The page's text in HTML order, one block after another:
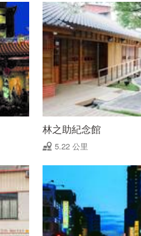
林之助紀念館
5.22 公里